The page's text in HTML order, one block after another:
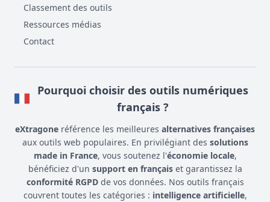
Classement des outils
Ressources médias
Contact
Pourquoi choisir des outils numériques
français ?
eXtragone référence les meilleures alternatives françaises
aux outils web populaires. En privilégiant des solutions
made in France, vous soutenez l'économie locale,
bénéficiez d'un support en françaiset garantissez la
conformité RGPDde vos données. Nos outils français
couvrent toutes les catégories : intelligence artificielle,